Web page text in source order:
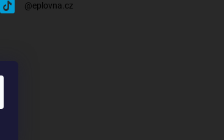
@eplovna.cz